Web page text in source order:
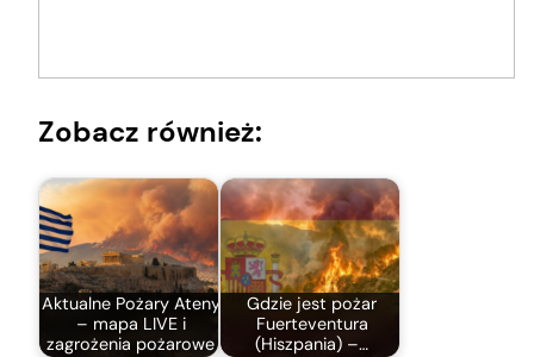
Zobacz również:
Aktualne Pożary Ateny
– mapa LIVE i
zagrożenia pożarowe
Gdzie jest pożar
Fuerteventura
(Hiszpania) –…